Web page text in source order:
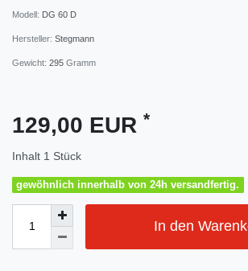
Modell: DG 60 D
Hersteller: Stegmann
Gewicht: 295 Gramm
129,00 EUR *
Inhalt 1 Stück
gewöhnlich innerhalb von 24h versandfertig.
In den